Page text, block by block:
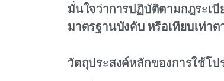
มั่นใจว่าการปฏิบัติตามกฎระเ
มาตรฐานบังคับ หรือเทียบเท่า
วัตถุประสงค์หลักของการใช้โป